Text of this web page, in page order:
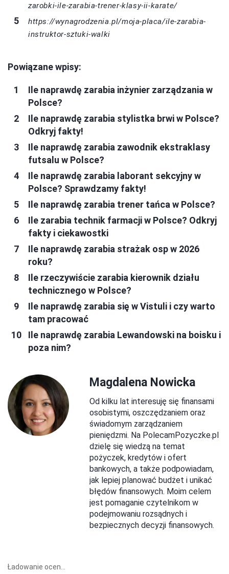
zarobki-ile-zarabia-trener-klasy-ii-karate/
https://wynagrodzenia.pl/moja-placa/ile-zarabia-
instruktor-sztuki-walki
Powiązane wpisy:
Ile naprawdę zarabia inżynier zarządzania w
Polsce?
Ile naprawdę zarabia stylistka brwi w Polsce?
Odkryj fakty!
Ile naprawdę zarabia zawodnik ekstraklasy
futsalu w Polsce?
Ile naprawdę zarabia laborant sekcyjny w
Polsce? Sprawdzamy fakty!
Ile naprawdę zarabia trener tańca w Polsce?
Ile zarabia technik farmacji w Polsce? Odkryj
fakty i ciekawostki
Ile naprawdę zarabia strażak osp w 2026
roku?
Ile rzeczywiście zarabia kierownik działu
technicznego w Polsce?
Ile naprawdę zarabia się w Vistuli i czy warto
tam pracować
Ile naprawdę zarabia Lewandowski na boisku i
poza nim?
Magdalena Nowicka
Od kilku lat interesuję się finansami
osobistymi, oszczędzaniem oraz
świadomym zarządzaniem
pieniędzmi. Na PolecamPozyczke.pl
dzielę się wiedzą na temat
pożyczek, kredytów i ofert
bankowych, a także podpowiadam,
jak lepiej planować budżet i unikać
błędów finansowych. Moim celem
jest pomaganie czytelnikom w
podejmowaniu rozsądnych i
bezpiecznych decyzji finansowych.
Ładowanie ocen...